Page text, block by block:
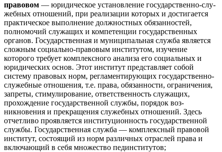
правовом — юридическое установление государственно-слу­
жебных отношений, при реализации которых и достигается
прак­тическое выполнение должностных обязанностей,
полномочий служащих и компетенции государственных
органов. Государ­ственная и муниципальная служба является
сложным социаль­но-правовым институтом, изучение
которого требует комплек­сного анализа его социальных и
юридических основ. Этот институт представляет собой
систему правовых норм, регламентирую­щих государственно-
служебные отношения, т.е. права, обязан­ности, ограничения,
запреты, стимулирование, ответственность служащих,
прохождение государственной службы, порядок воз­
никновения и прекращения служебных отношений. Здесь
отчет­ливо проявляется институционность государственной
службы. Государственная служба — комплексный правовой
институт, состоящий из норм различных отраслей права и
включающий в себя множество пединститутов;